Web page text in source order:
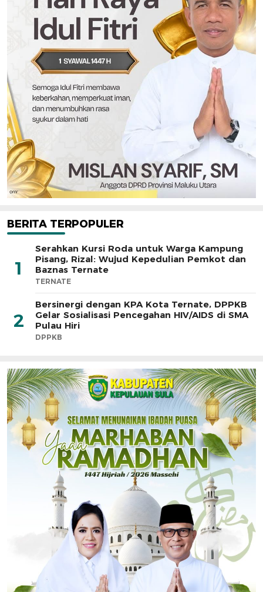
BERITA TERPOPULER
1
Serahkan Kursi Roda untuk Warga Kampung
Pisang, Rizal: Wujud Kepedulian Pemkot dan
Baznas Ternate
TERNATE
2
Bersinergi dengan KPA Kota Ternate, DPPKB
Gelar Sosialisasi Pencegahan HIV/AIDS di SMA
Pulau Hiri
DPPKB